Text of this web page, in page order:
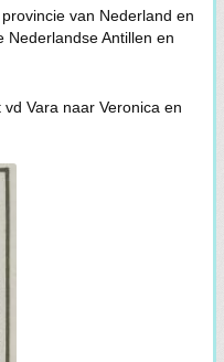
provincie van Nederland en
Nederlandse Antillen en
Vara naar Veronica en